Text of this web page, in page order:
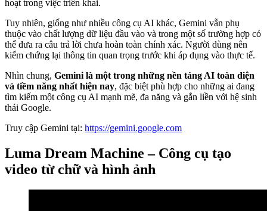
hoạt trong việc triển khai.
Tuy nhiên, giống như nhiều công cụ AI khác, Gemini vẫn phụ
thuộc vào chất lượng dữ liệu đầu vào và trong một số trường hợp có
thể đưa ra câu trả lời chưa hoàn toàn chính xác. Người dùng nên
kiểm chứng lại thông tin quan trọng trước khi áp dụng vào thực tế.
Nhìn chung, Gemini là một trong những nền tảng AI toàn diện
và tiềm năng nhất hiện nay, đặc biệt phù hợp cho những ai đang
tìm kiếm một công cụ AI mạnh mẽ, đa năng và gắn liền với hệ sinh
thái Google.
Truy cập Gemini tại: https://gemini.google.com
Luma Dream Machine – Công cụ tạo
video từ chữ và hình ảnh